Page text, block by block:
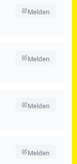
Melden
Melden
Melden
Melden